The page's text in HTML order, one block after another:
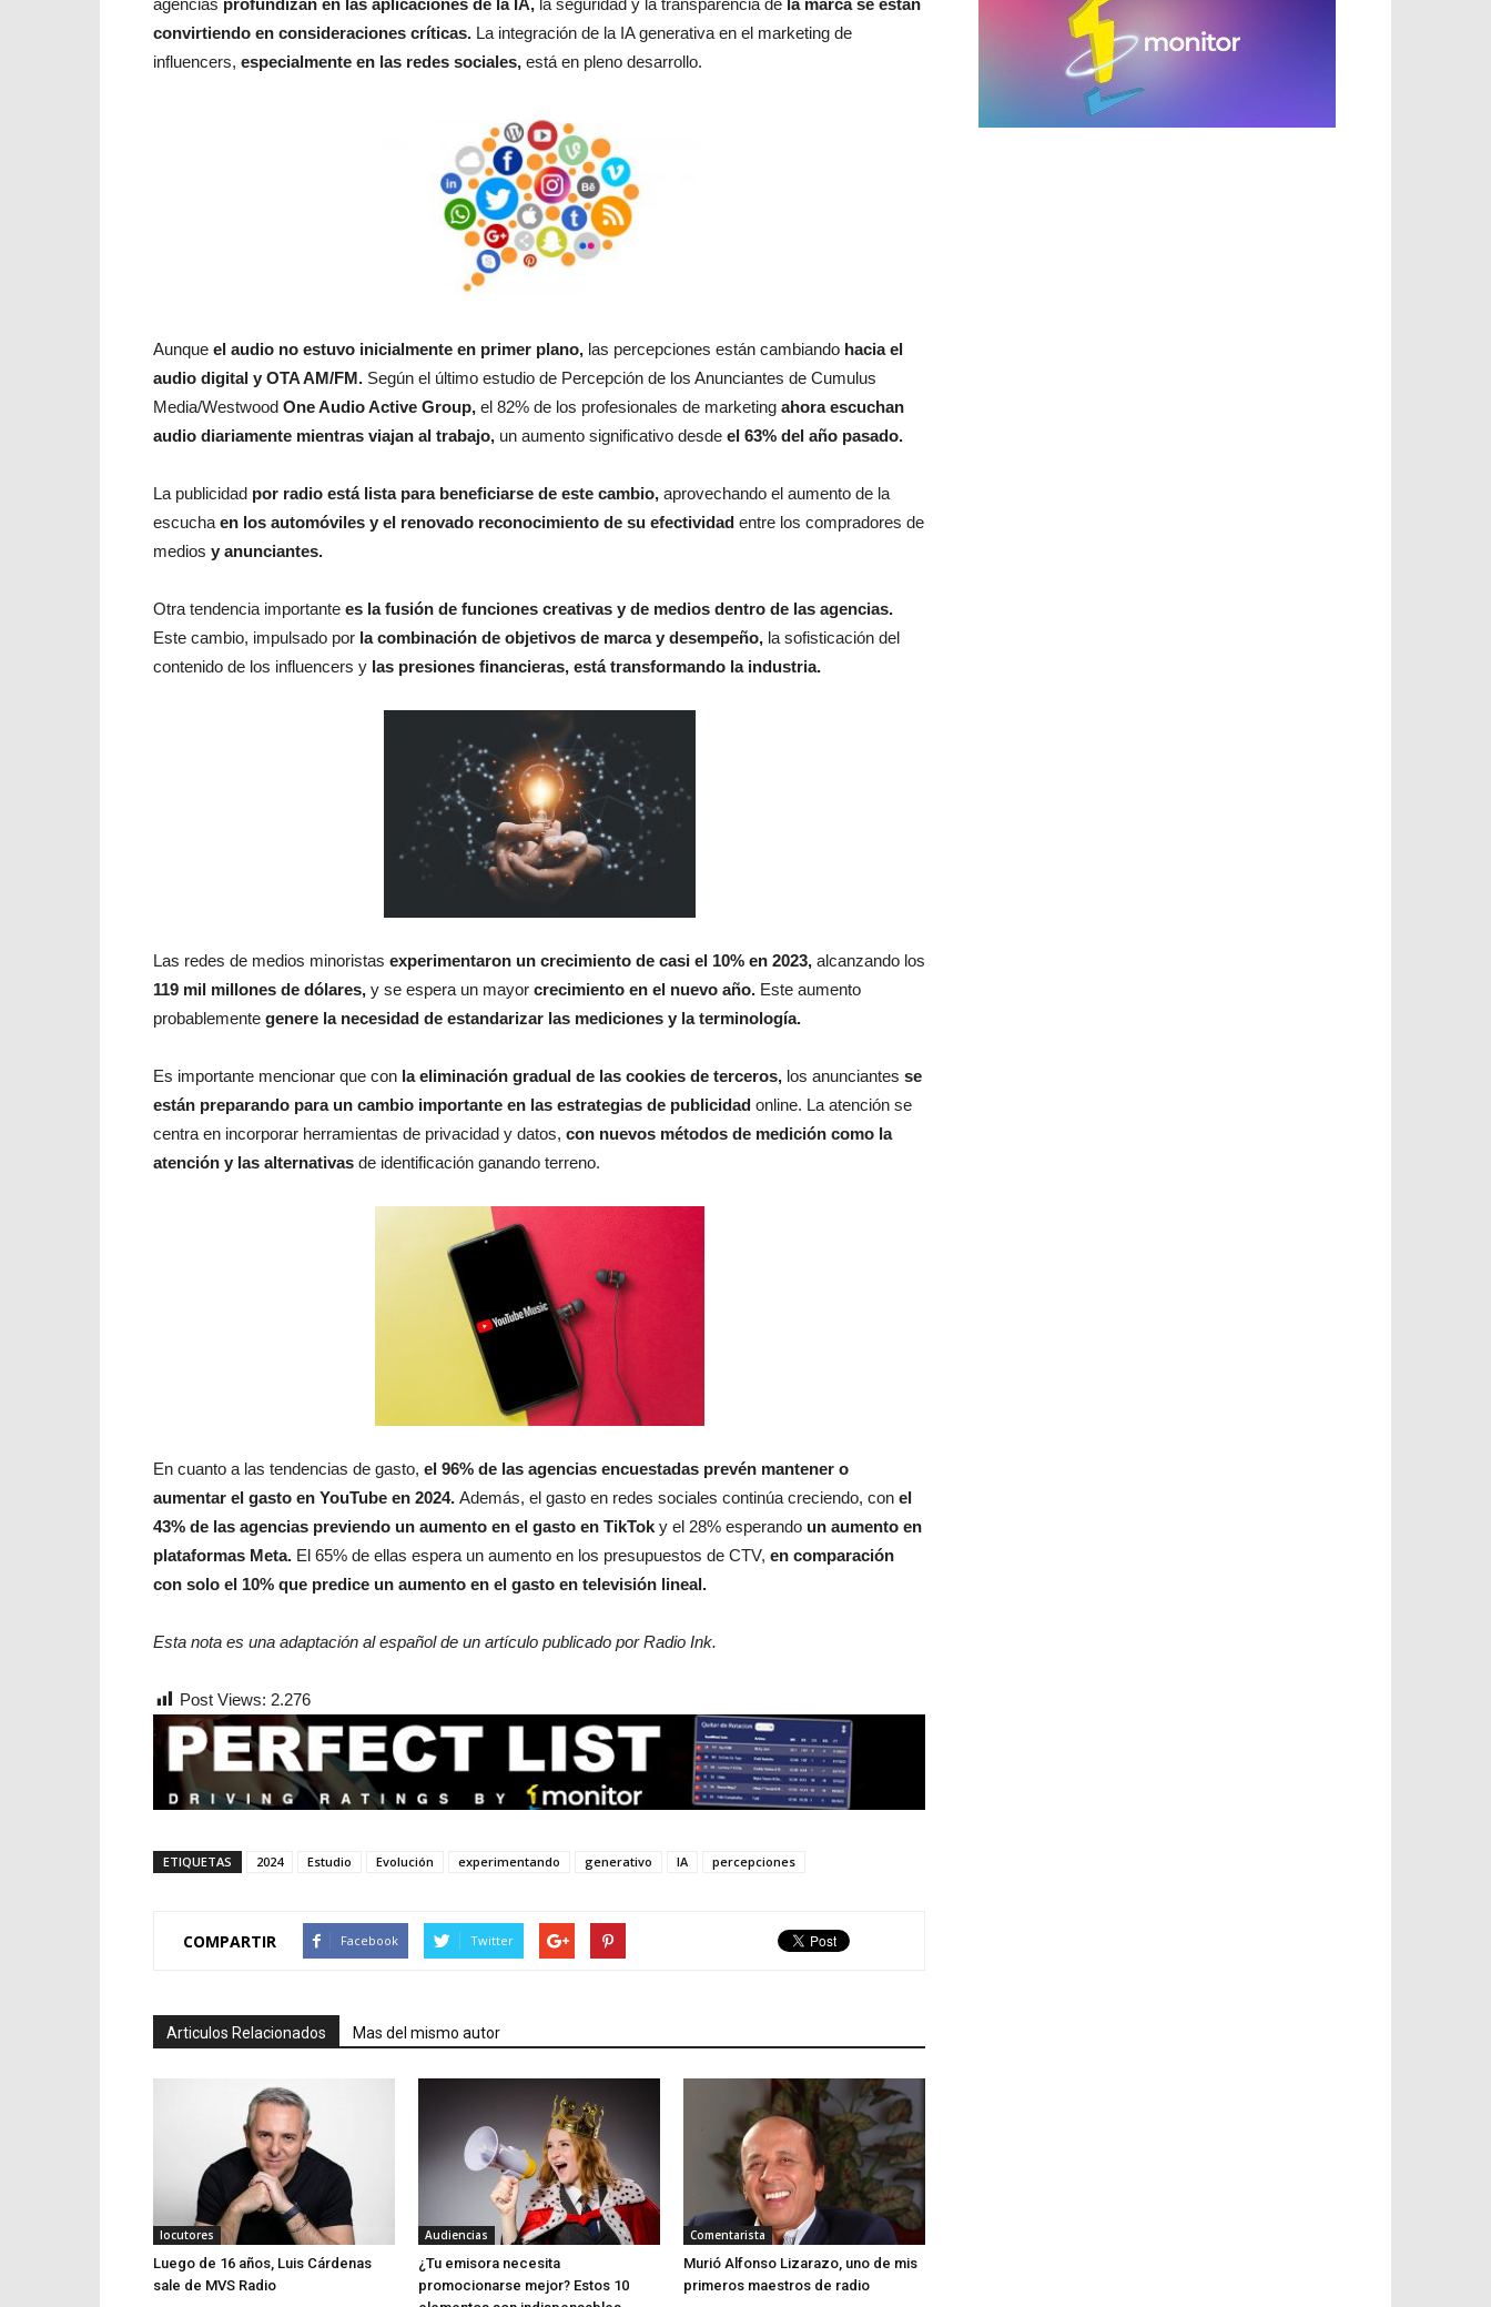
agencias profundizan en las aplicaciones de la IA, la seguridad y la transparencia de la marca se están
convirtiendo en consideraciones críticas. La integración de la IA generativa en el marketing de
influencers, especialmente en las redes sociales, está en pleno desarrollo.
Aunque el audio no estuvo inicialmente en primer plano, las percepciones están cambiando hacia el
audio digital y OTA AM/FM. Según el último estudio de Percepción de los Anunciantes de Cumulus
Media/Westwood One Audio Active Group, el 82% de los profesionales de marketing ahora escuchan
audio diariamente mientras viajan al trabajo, un aumento significativo desde el 63% del año pasado.
La publicidad por radio está lista para beneficiarse de este cambio, aprovechando el aumento de la
escucha en los automóviles y el renovado reconocimiento de su efectividad entre los compradores de
medios y anunciantes.
Otra tendencia importante es la fusión de funciones creativas y de medios dentro de las agencias.
Este cambio, impulsado por la combinación de objetivos de marca y desempeño, la sofisticación del
contenido de los influencers y las presiones financieras, está transformando la industria.
Las redes de medios minoristas experimentaron un crecimiento de casi el 10% en 2023, alcanzando los
119 mil millones de dólares, y se espera un mayor crecimiento en el nuevo año. Este aumento
probablemente genere la necesidad de estandarizar las mediciones y la terminología.
Es importante mencionar que con la eliminación gradual de las cookies de terceros, los anunciantes se
están preparando para un cambio importante en las estrategias de publicidad online. La atención se
centra en incorporar herramientas de privacidad y datos, con nuevos métodos de medición como la
atención y las alternativas de identificación ganando terreno.
En cuanto a las tendencias de gasto, el 96% de las agencias encuestadas prevén mantener o
aumentar el gasto en YouTube en 2024. Además, el gasto en redes sociales continúa creciendo, con el
43% de las agencias previendo un aumento en el gasto en TikTok y el 28% esperando un aumento en
plataformas Meta. El 65% de ellas espera un aumento en los presupuestos de CTV, en comparación
con solo el 10% que predice un aumento en el gasto en televisión lineal.
Esta nota es una adaptación al español de un artículo publicado por Radio Ink.
Post Views: 2.276
ETIQUETAS 2024 Estudio Evolución experimentando generativo IA percepciones
COMPARTIR Facebook Twitter
Articulos Relacionados Mas del mismo autor
locutores
Luego de 16 años, Luis Cárdenas
sale de MVS Radio
Audiencias
¿Tu emisora necesita
promocionarse mejor? Estos 10
Comentarista
Murió Alfonso Lizarazo, uno de mis
primeros maestros de radio